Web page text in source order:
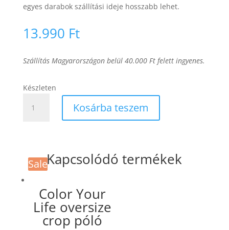
egyes darabok szállítási ideje hosszabb lehet.
13.990 Ft
Szállítás Magyarországon belül 40.000 Ft felett ingyenes.
Készleten
Ginger
Cat
of
Hydra
quantity
Kosárba teszem
Kapcsolódó termékek
Sale
Color Your
Life oversize
crop póló
Sale
Sale